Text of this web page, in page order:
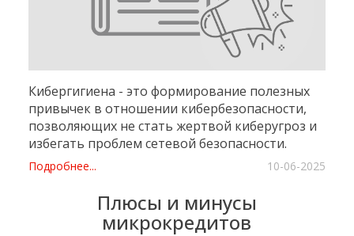
Кибергигиена - это формирование полезных
привычек в отношении кибербезопасности,
позволяющих не стать жертвой киберугроз и
избегать проблем сетевой безопасности.
Подробнее... 10-06-2025
Плюсы и минусы
микрокредитов